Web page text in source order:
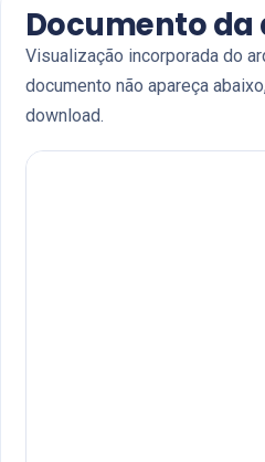
Documento da
Visualização incorporada do
documento não apareça
download.